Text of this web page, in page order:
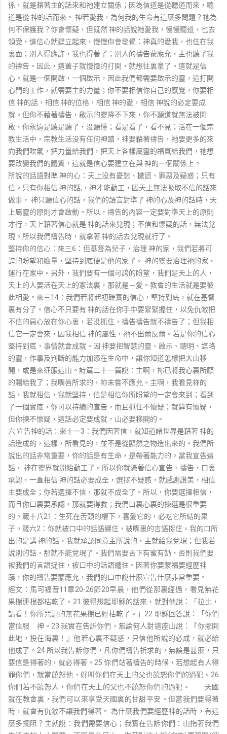
係，就是藉著主的話來和祂建立關係；因為信道是從聽道而來，聽
道是從 神的話而來。 神若愛我，為何我的生命有這麼多問題？祂為
何不保護我？你會懷疑，但既然 神的話說祂愛我，慢慢聽道，也去
領受，這信心就建立起來，慢慢你會發覺：神真的愛我，也住在我
裏面；別人得應許，我也得著了；別人的禱告蒙應允，主也聽了我
的禱告。因此，這蓋子就慢慢的打開，就想往裏拿了。這就是信
心。就是一個開啟，一個啟示，因此我們都需要啟示的靈，這打開
心門的工作，就需要主的力量；你不要相信你自己的感覺，你要相
信 神的話，相信 神的位格，相信 神的愛，相信 神說的必定要成
就。但你不藉著禱告，啟示的靈降不下來，你不聽道就無法被開
啟，你永遠是聽是聽了，没聽懂；看是看了，看不見；活在一個宗
教生活中，宗教生活没有任何神蹟，神要藉著禱告，祂要更多的來
向我們吹氣，把力量給我們，把天上各樣屬靈的福氣給我們，祂想
要改變我們的體質，這就是信心要建立在與 神的一個關係上。
所說的話語對準 神的心：天上没有憂愁、撒謊、罪惡及疑惑；只有
信。只有你相信 神的話,，神才能動工，因天上無法吸取不信的話來
做事， 神只聽信心的話，我們的語言對準了 神的心及神的話時，天
上屬靈的原則才會啟動。所以，禱告的內容一定要對準天上的原則
才行，天上藉著信心就是 神的話來兌現；不信和懷疑的話，無法兌
現。所以我們禱告時，就拿著 神的話去兌現就行了。
堅持你的信心：來三6：但基督為兒子，治理 神的家，我們若將可
誇的盼望和膽量，堅持到底便是他的家了。 神的靈要治理祂的家，
運行在家中。另外，我們要有一個可誇的盼望，我們是天上的人，
天上的人要活在天上的憲法裏，那就是－愛。教會的生活就是要彼
此相愛。來三14：我們若將起初確實的信心，堅持到底，就在基督
裏有分了。信心不只要有 神的話在你手中要緊緊握住，以免仇敵把
不信的惡心放在你心裏，若没抓住，禱告禱告就不禱告了；但我相
信它一定會來，因我相信 神的屬性，祂不出爾反爾。若是你的信心
堅持到底，事情就會成就。因 神要把智慧的靈、啟示、聰明、謀略
的靈，作事及判斷的能力加添在生命中，讓你知道怎樣把大山移
開，或是來征服這山。詩篇二十一篇說：主啊，祢已將我心裏所願
的賜給我了；我嘴唇所求的，祢未嘗不應允。主啊，我看見祢的
話，我就相信，我就堅持，信是相信你所盼望的一定會來到；看到
了一個實底，你可以持續的宣告，而且抓住不懷疑；就算有懷疑，
但你揀不懷疑，這話必定要成就，山必要移開的。
六.宣告神的話：來十一3：我們因著信，就知道諸世界是藉著 神的
話造成的，這樣，所看見的，並不是從顯然之物造出來的。我們所
說出的話非常重要，你的話是有生命，是帶著能力的。當我宣告這
話， 神在靈界就開始動工了。所以你就憑著信心宣告、禱告，口裏
承認，一直相信 神的話必要成全，選擇不疑惑，就感謝讚美，相信
主要成全；你若選擇不信，那就不成全了。所以，你要選擇相信，
而且你口裏要承認，那就要得救；我們口裏心裏的揀選是很重要
的。箴十八21：生死在舌頭的權下，喜愛它的，必吃它所結的果
子。箴六2：你就被口中的話語纏住，被嘴裏的言語捉住。我的口所
出的是講 神的話，我就承認同意主所說的，主就給我兌現；但我若
說別的話，那就不能兌現了。我們需要舌下有蜜有奶，否則我們要
被我們的言語捉住，被口中的話語纏住。因著你要蒙福要經歷神
蹟，你的禱告要蒙應允，我們的口中說什麼宣告什麼非常重要。
經文：馬可福音11章20-26節20早晨，他們從那裏經過，看見無花
果樹連根都枯乾了。21 彼得想起耶穌的話來，就對他說：「拉比，
請看！你所咒詛的無花果樹已經枯乾了。」22 耶穌回答說：「你們
當信服 神。23 我實在告訴你們，無論何人對這座山說：『你挪開
此地，投在海裏！』他若心裏不疑惑，只信他所說的必成，就必給
他成了。24 所以我告訴你們，凡你們禱告祈求的，無論是甚麼，只
要信是得著的，就必得著。25 你們站著禱告的時候，若想起有人得
罪你們，就當饒恕他，好叫你們在天上的父也饒恕你們的過犯。26
你們若不饒恕人，你們在天上的父也不饒恕你們的過犯。 天國
就在教會裏，我們可以來享受天國裏的甘甜平安。但當我們要得著
時，就會有仇敵不讓我們得著。 為什麼我們要經歷神的話時，有這
麼多攔阻？主就說：我們需要信心；我實在告訴你們：山指著我們